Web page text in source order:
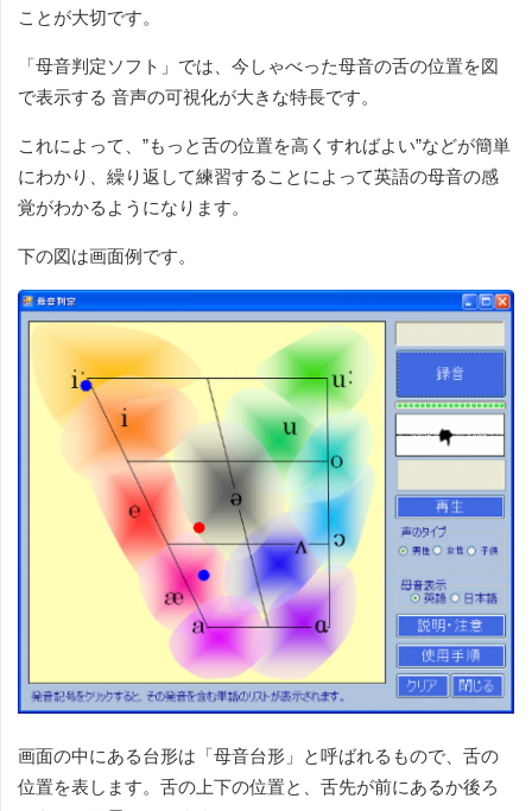
ことが大切です。
「母音判定ソフト」では、今しゃべった母音の舌の位置を図
で表示する 音声の可視化が大きな特長です。
これによって、”もっと舌の位置を高くすればよい”などが簡単
にわかり、繰り返して練習することによって英語の母音の感
覚がわかるようになります。
下の図は画面例です。
画面の中にある台形は「母音台形」と呼ばれるもので、舌の
位置を表します。舌の上下の位置と、舌先が前にあるか後ろ